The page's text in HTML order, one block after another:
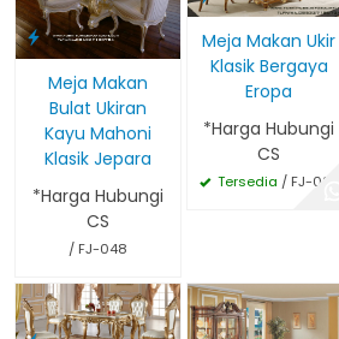
Meja Makan
Bulat Ukiran
Kayu Mahoni
Klasik Jepara
*Harga Hubungi
CS
/ FJ-048
Meja Makan Ukir
Klasik Bergaya
Eropa
*Harga Hubungi
CS
Tersedia / FJ-023